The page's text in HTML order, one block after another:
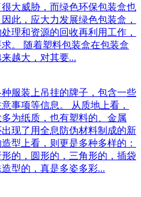
大威胁，而绿色环保包装盒也
此，应大力发展绿色包装盒，
理和资源的回收再利用工作，
。 随着塑料包装盒在包装盒
越大，对其要...
服装上吊挂的牌子，包含一些
事项等信息。 从质地上看，
为纸质，也有塑料的、金属
现了用全息防伪材料制成的新
型上看，则更是多种多样的：
的，圆形的，三角形的，插袋
型的，真是多姿多彩...